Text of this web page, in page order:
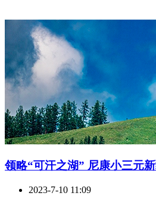
领略“可汗之湖” 尼康小三元
2023-7-10 11:09